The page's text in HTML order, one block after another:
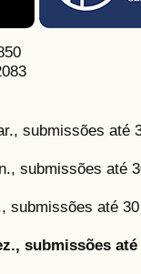
submissões até
submissões até
submissões até
submissões